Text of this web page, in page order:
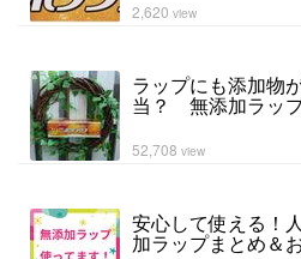
2,620 view
ラップにも添加物
当？ 無添加ラッ
52,708 view
安心して使える！
加ラップまとめ＆